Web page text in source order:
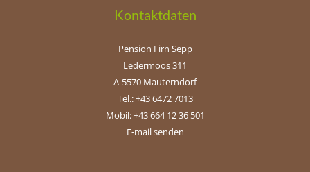
Kontaktdaten
Pension Firn Sepp
Ledermoos 311
A-5570 Mauterndorf
Tel.: +43 6472 7013
Mobil: +43 664 12 36 501
E-mail senden